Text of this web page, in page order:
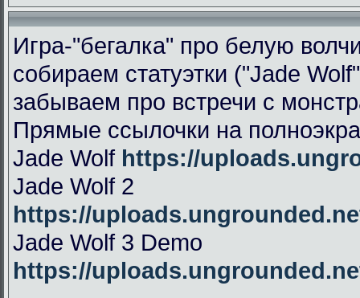
Игра-"бегалка" про белую
собираем статуэтки ("Jade
забываем про встречи с
Прямые ссылочки на
Jade Wolf https://
Jade Wolf 2
https://
Jade Wolf 3 Demo
https://